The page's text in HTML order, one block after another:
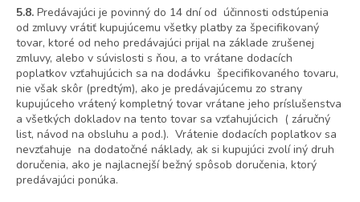
5.8. Predávajúci je povinný do 14 dní od účinnosti odstúpenia
od zmluvy vrátiť kupujúcemu všetky platby za špecifikovaný
tovar, ktoré od neho predávajúci prijal na základe zrušenej
zmluvy, alebo v súvislosti s ňou, a to vrátane dodacích
poplatkov vzťahujúcich sa na dodávku špecifikovaného tovaru,
nie však skôr (predtým), ako je predávajúcemu zo strany
kupujúceho vrátený kompletný tovar vrátane jeho príslušenstva
a všetkých dokladov na tento tovar sa vzťahujúcich ( záručný
list, návod na obsluhu a pod.). Vrátenie dodacích poplatkov sa
nevzťahuje na dodatočné náklady, ak si kupujúci zvolí iný druh
doručenia, ako je najlacnejší bežný spôsob doručenia, ktorý
predávajúci ponúka.